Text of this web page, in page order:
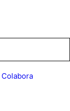
Colabora